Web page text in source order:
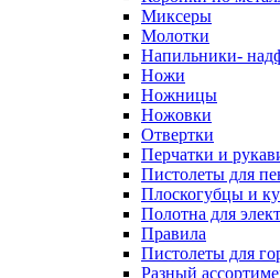
Миксеры
Молотки
Напильники-
Ножи
Ножницы
Ножовки
Отвертки
Перчатки и
Пистолеты для
Плоскогубцы и
Полотна для
Правила
Пистолеты для
Разный